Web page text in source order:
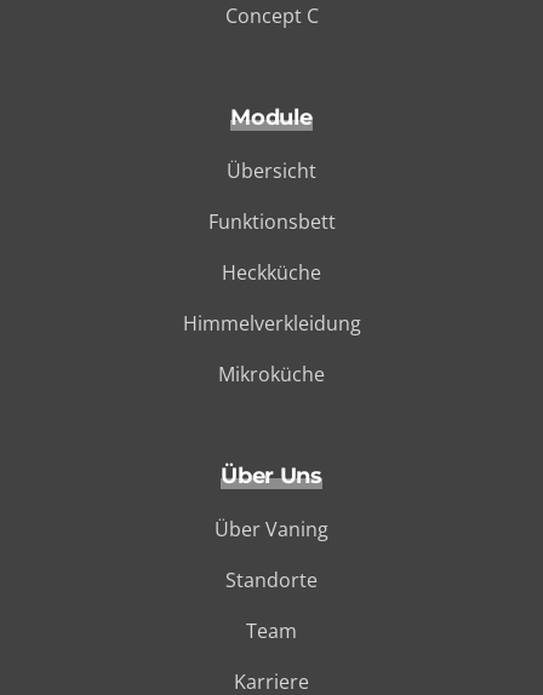
Concept C
Module
Übersicht
Funktionsbett
Heckküche
Himmelverkleidung
Mikroküche
Über Uns
Über Vaning
Standorte
Team
Karriere